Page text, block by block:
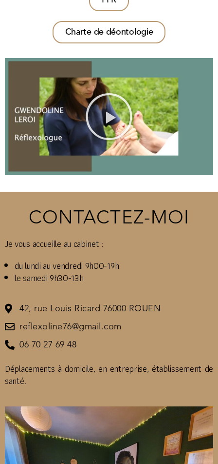
Charte de déontologie
CONTACTEZ-MOI
Je vous accueille au cabinet :
du lundi au vendredi 9h00-19h
le samedi 9h30-13h
42, rue Louis Ricard 76000 ROUEN
reflexoline76@gmail.com
06 70 27 69 48
​Déplacements à domicile, en entreprise, établissement de
santé.